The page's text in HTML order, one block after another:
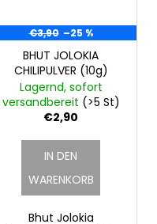
€3,90 –25 %
BHUT JOLOKIA
CHILIPULVER (10g)
Lagernd, sofort
versandbereit (>5 St)
€2,90
IN DEN
WARENKORB
Bhut Jolokia